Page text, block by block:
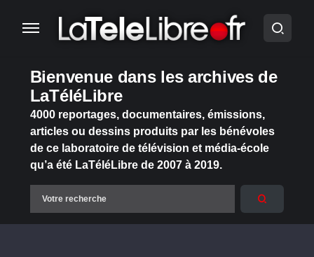
Bienvenue dans les archives de
LaTéléLibre
4000 reportages, documentaires, émissions,
articles ou dessins produits par les bénévoles
de ce laboratoire de télévision et média-école
qu’a été LaTéléLibre de 2007 à 2019.